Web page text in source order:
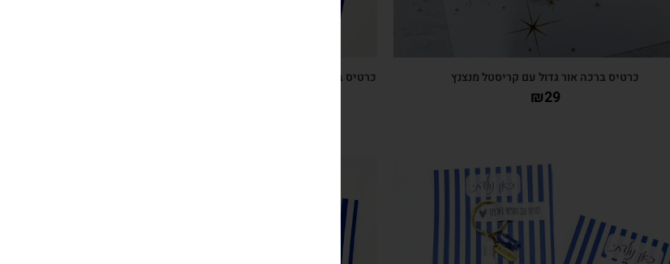
כרטיס ברכה אור גדול עם קריסטל מנצנץ
₪29
כרטיס ברכה ישראלי כחול לבן עם מחזיק מפתחות פרפר בעבודת
צפייה מהירה